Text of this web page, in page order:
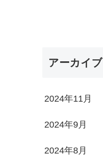
アーカイブ
2024年11月
2024年9月
2024年8月